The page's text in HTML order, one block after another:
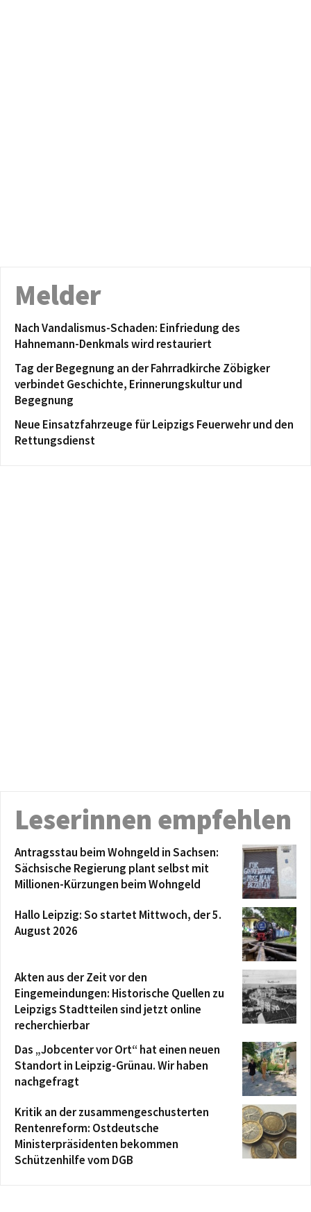
Melder
Nach Vandalismus-Schaden: Einfriedung des
Hahnemann-Denkmals wird restauriert
Tag der Begegnung an der Fahrradkirche Zöbigker
verbindet Geschichte, Erinnerungskultur und
Begegnung
Neue Einsatzfahrzeuge für Leipzigs Feuerwehr und den
Rettungsdienst
Leserinnen empfehlen
Antragsstau beim Wohngeld in Sachsen:
Sächsische Regierung plant selbst mit
Millionen-Kürzungen beim Wohngeld
Hallo Leipzig: So startet Mittwoch, der 5.
August 2026
Akten aus der Zeit vor den
Eingemeindungen: Historische Quellen zu
Leipzigs Stadtteilen sind jetzt online
recherchierbar
Das „Jobcenter vor Ort“ hat einen neuen
Standort in Leipzig-Grünau. Wir haben
nachgefragt
Kritik an der zusammengeschusterten
Rentenreform: Ostdeutsche
Ministerpräsidenten bekommen
Schützenhilfe vom DGB